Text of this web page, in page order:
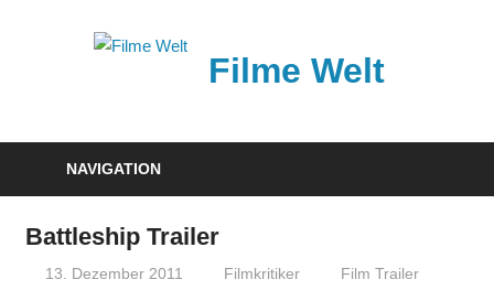
Filme Welt
aktuellen
Kinofilmen
NAVIGATION
Battleship Trailer
13. Dezember 2011 Filmkritiker Film Trailer